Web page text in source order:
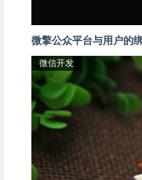
微擎公众平台与用户的
微信开发